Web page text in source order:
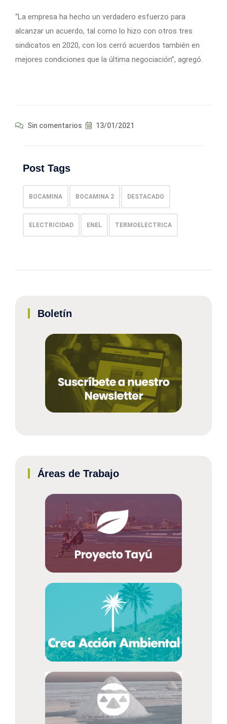
“La empresa ha hecho un verdadero esfuerzo para
alcanzar un acuerdo, tal como lo hizo con otros tres
sindicatos en 2020, con los cerró acuerdos también en
mejores condiciones que la última negociación”, agregó.
Sin comentarios 13/01/2021
Post Tags
BOCAMINA BOCAMINA 2 DESTACADO
ELECTRICIDAD ENEL TERMOELECTRICA
Boletín
Áreas de Trabajo